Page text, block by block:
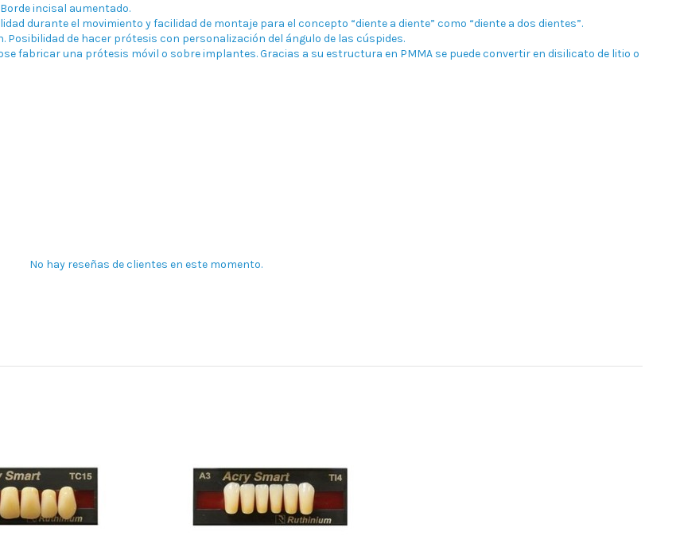
incisal aumentado.
durante el movimiento y facilidad de montaje para el concepto “diente a diente” como “diente a dos dientes”.
de hacer prótesis con personalización del ángulo de las cúspides.
fabricar una prótesis móvil o sobre implantes. Gracias a su estructura en PMMA se puede convertir en disilicato de litio o
No hay reseñas de clientes en este momento.